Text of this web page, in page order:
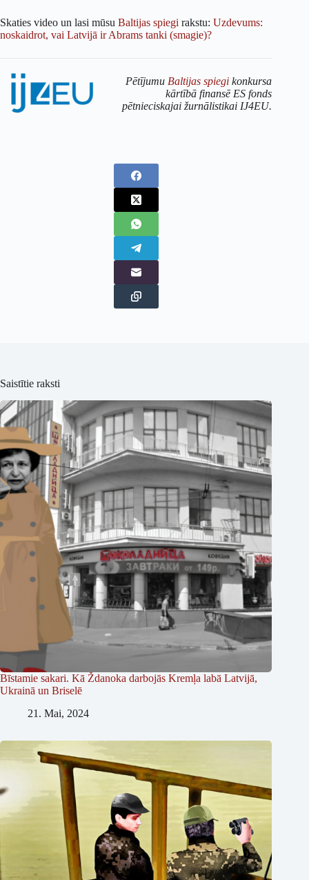
Skaties video un lasi mūsu Baltijas spiegi rakstu: Uzdevums:
noskaidrot, vai Latvijā ir Abrams tanki (smagie)?
Pētījumu Baltijas spiegi konkursa
kārtībā finansē ES fonds
pētnieciskajai žurnālistikai IJ4EU.
Saistītie raksti
Bīstamie sakari. Kā Ždanoka darbojās Kremļa labā Latvijā,
Ukrainā un Briselē
21. Mai, 2024